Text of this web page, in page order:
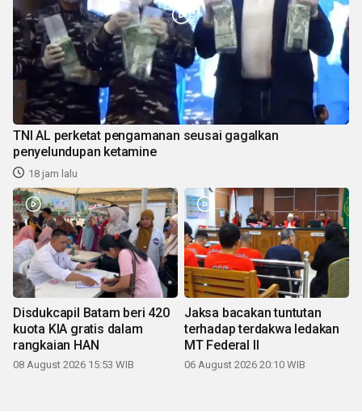
TNI AL perketat pengamanan seusai gagalkan
penyelundupan ketamine
18 jam lalu
Disdukcapil Batam beri 420
kuota KIA gratis dalam
rangkaian HAN
08 August 2026 15:53 WIB
Jaksa bacakan tuntutan
terhadap terdakwa ledakan
MT Federal II
06 August 2026 20:10 WIB